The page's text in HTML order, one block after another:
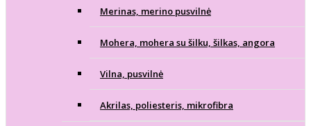
Merinas, merino pusvilnė
Mohera, mohera su šilku, šilkas, angora
Vilna, pusvilnė
Akrilas, poliesteris, mikrofibra